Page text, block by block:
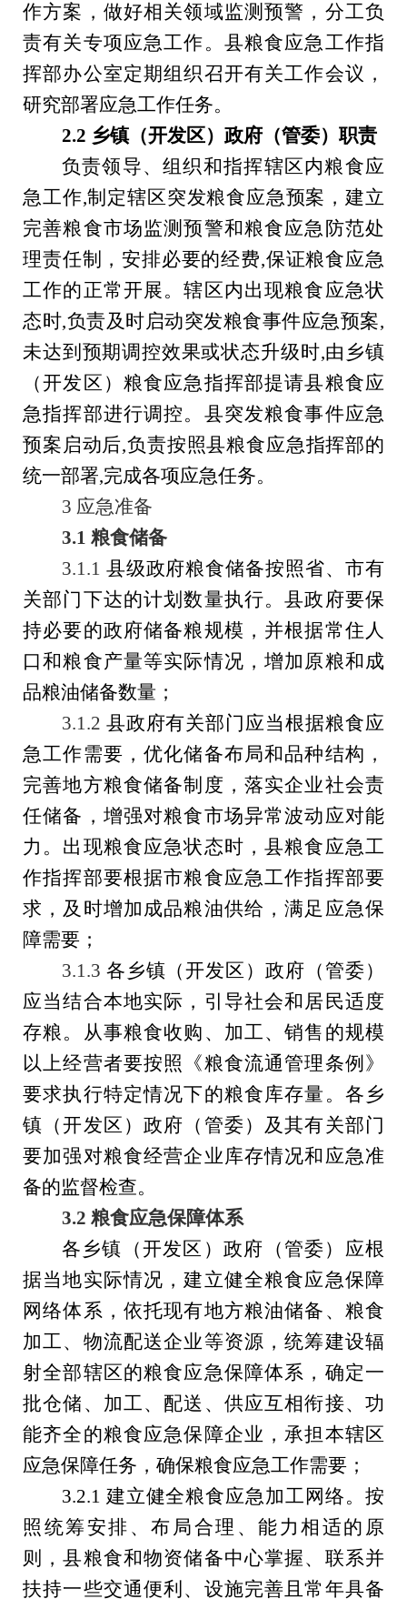
作方案，做好相关领域监测预警，分工负
责有关专项应急工作。县粮食应急工作指
挥部办公室定期组织召开有关工作会议，
研究部署应急工作任务。
2.2 乡镇（开发区）政府（管委）职责
负责领导、组织和指挥辖区内粮食应
急工作,制定辖区突发粮食应急预案，建立
完善粮食市场监测预警和粮食应急防范处
理责任制，安排必要的经费,保证粮食应急
工作的正常开展。辖区内出现粮食应急状
态时,负责及时启动突发粮食事件应急预案,
未达到预期调控效果或状态升级时,由乡镇
（开发区）粮食应急指挥部提请县粮食应
急指挥部进行调控。县突发粮食事件应急
预案启动后,负责按照县粮食应急指挥部的
统一部署,完成各项应急任务。
3 应急准备
3.1 粮食储备
3.1.1 县级政府粮食储备按照省、市有
关部门下达的计划数量执行。县政府要保
持必要的政府储备粮规模，并根据常住人
口和粮食产量等实际情况，增加原粮和成
品粮油储备数量；
3.1.2 县政府有关部门应当根据粮食应
急工作需要，优化储备布局和品种结构，
完善地方粮食储备制度，落实企业社会责
任储备，增强对粮食市场异常波动应对能
力。出现粮食应急状态时，县粮食应急工
作指挥部要根据市粮食应急工作指挥部要
求，及时增加成品粮油供给，满足应急保
障需要；
3.1.3 各 乡镇（开发区）政府（管委）
应当结合本地实际，引导社会和居民适度
存粮。从事粮食收购、加工、销售的规模
以上经营者要按照《粮食流通管理条例》
要求执行特定情况下的粮食库存量。 各 乡
镇（开发区）政府（管委） 及其有关部门
要加强对粮食经营企业库存情况和应急准
备的监督检查。
3.2 粮食应急保障体系
各 乡镇（开发区）政府（管委） 应根
据当地实际情况，建立健全粮食应急保障
网络体系，依托现有地方粮油储备、粮食
加工、物流配送企业等资源，统筹建设辐
射全部辖区的粮食应急保障体系，确定一
批仓储、加工、配送、供应互相衔接、功
能齐全的粮食应急保障企业，承担本辖区
应急保障任务，确保粮食应急工作需要；
3.2.1 建立健全粮食应急加工网络。按
照统筹安排、布局合理、能力相适的原
则，县粮食和物资储备中心掌握、联系并
扶持一些交通便利、设施完善且常年具备